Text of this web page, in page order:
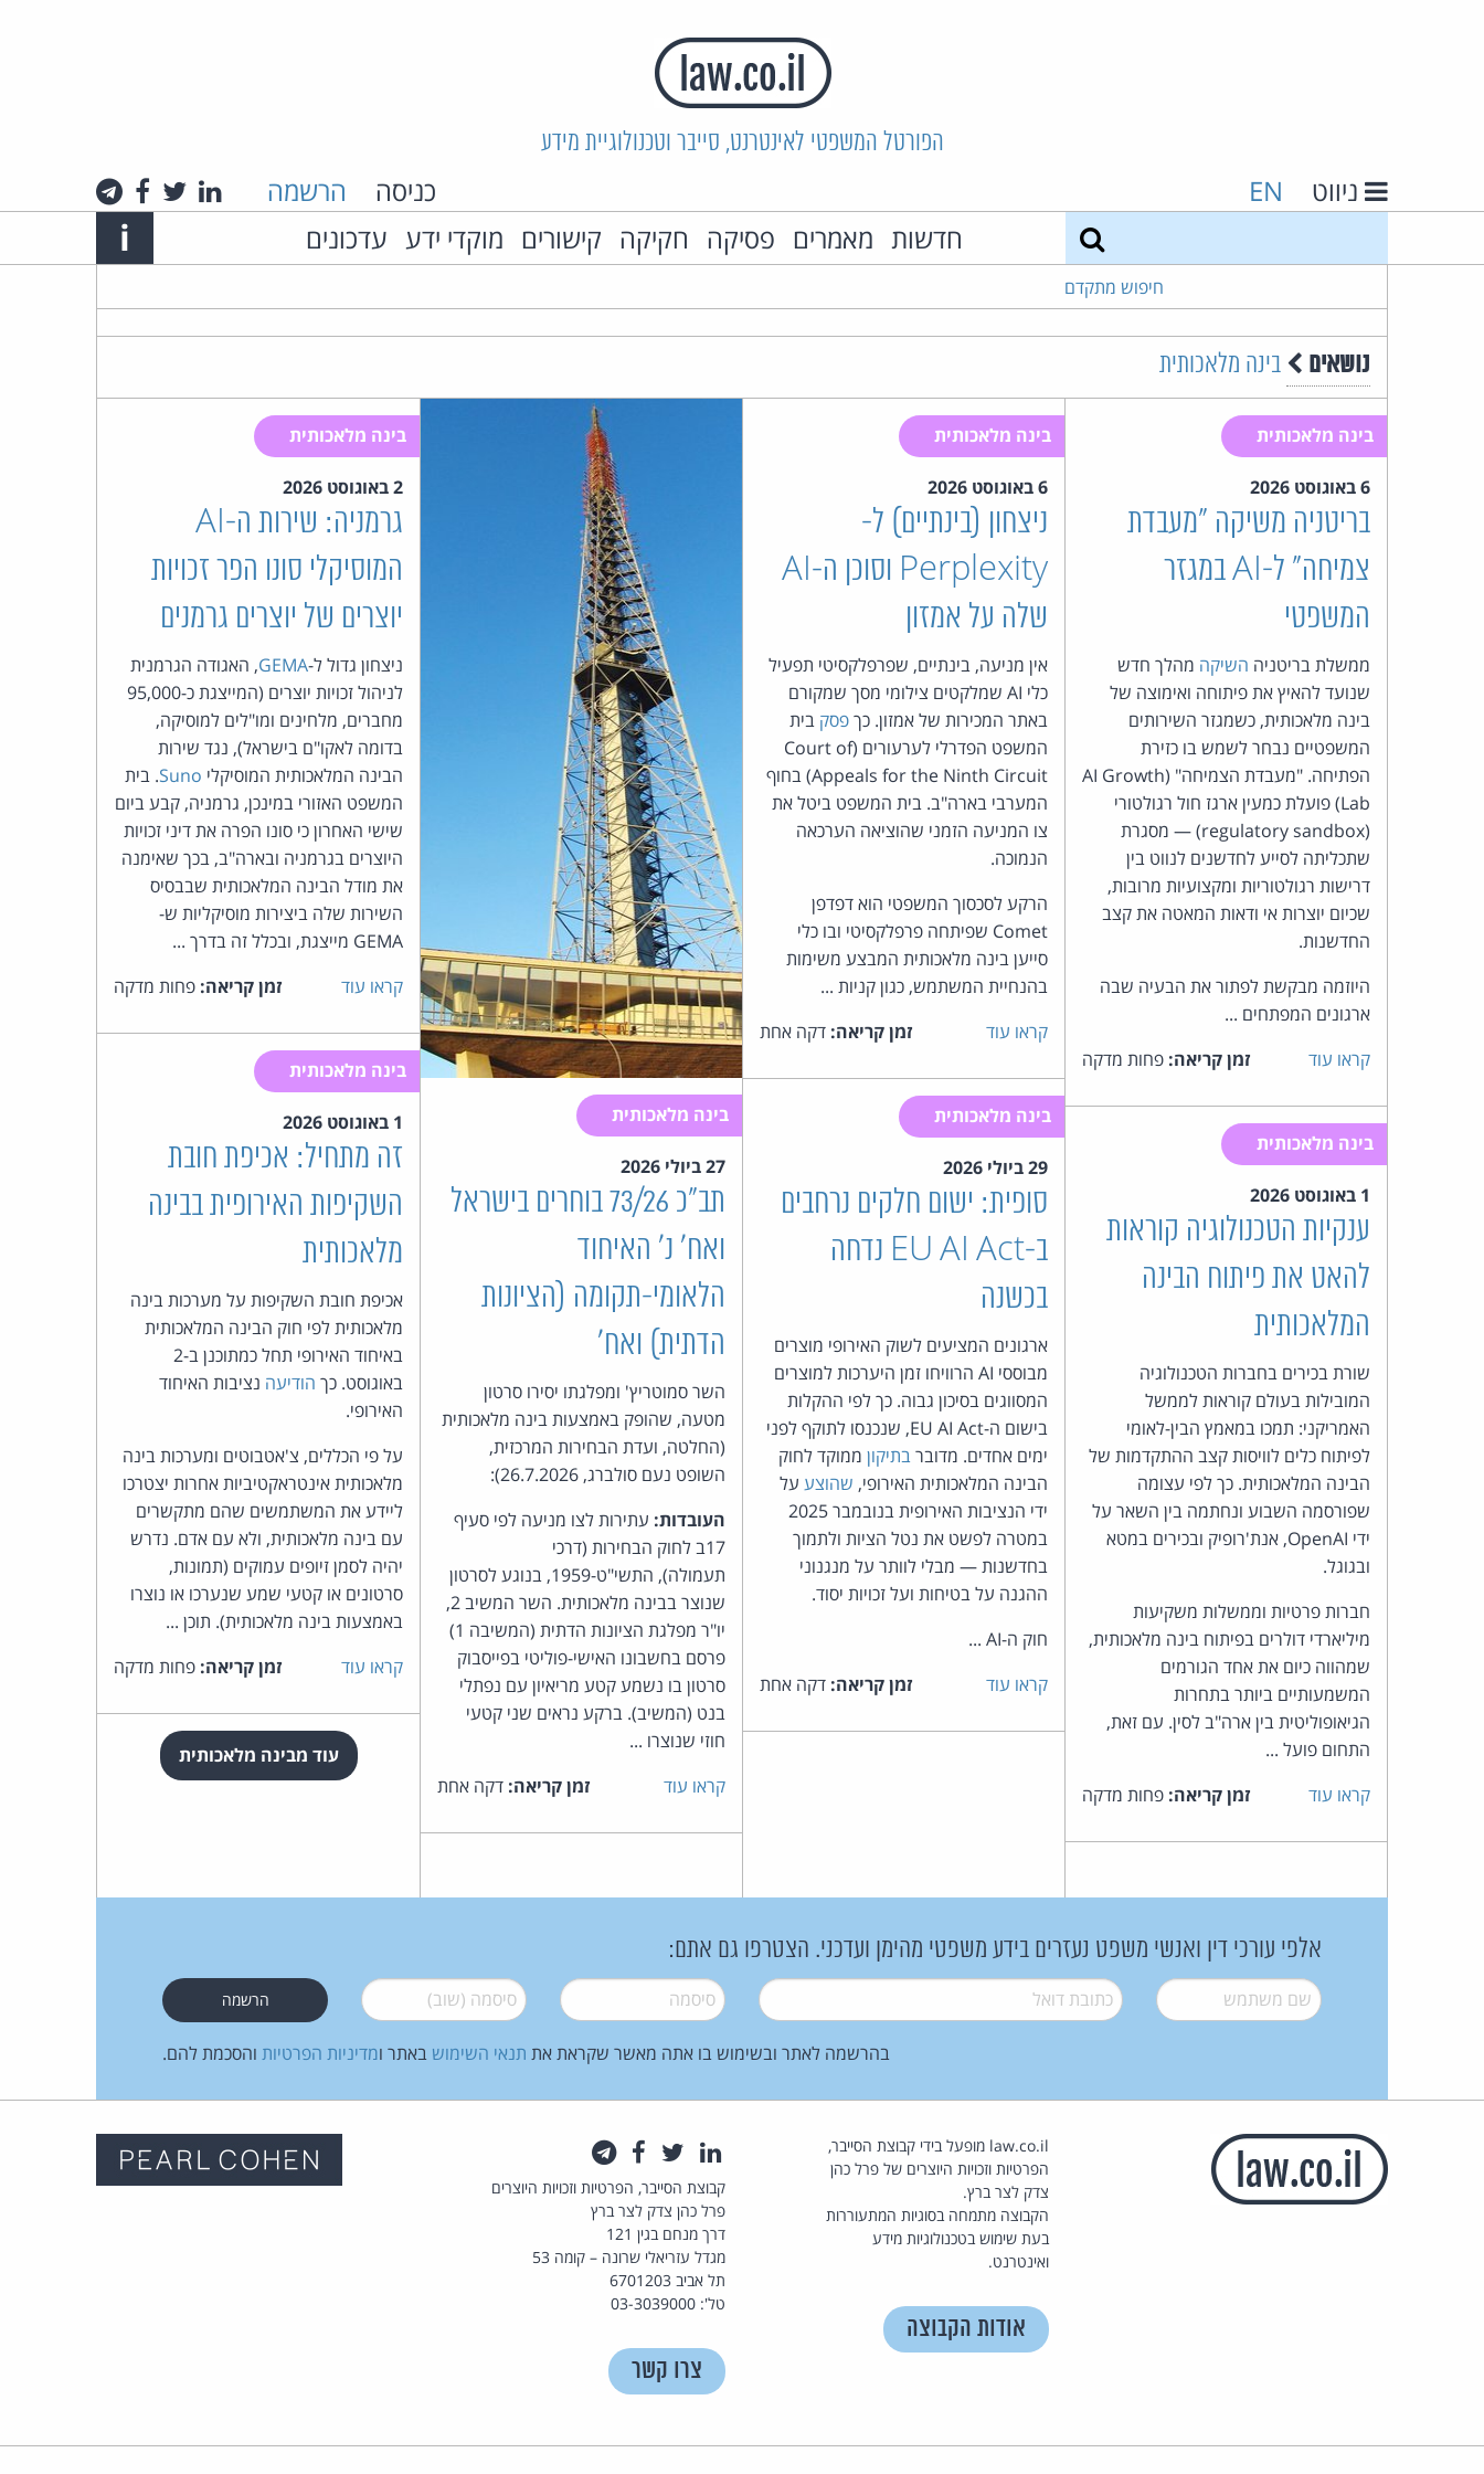
הפורטל המשפטי לאינטרנט, סייבר וטכנולוגיית מידע
ניווט EN כניסה הרשמה לינקדאין
טוויטרפייסבוק
חדשות מאמרים פסיקה חקיקה קישורים מוקדי ידע עדכונים Info
i
חיפוש מתקדם
נושאים בינה מלאכותית
בינה מלאכותית
6 באוגוסט 2026
בריטניה משיקה "מעבדת
צמיחה" ל‑AI במגזר
המשפטי
ממשלת בריטניה השיקה מהלך חדש
שנועד להאיץ את פיתוחה ואימוצה של
בינה מלאכותית, כשמגזר השירותים
המשפטיים נבחר לשמש בו כזירת
הפתיחה. "מעבדת הצמיחה" (AI Growth
Lab) פועלת כמעין ארגז חול רגולטורי
(regulatory sandbox) — מסגרת
שתכליתה לסייע לחדשנים לנווט בין
דרישות רגולטוריות ומקצועיות מרובות,
שכיום יוצרות אי ודאות המאטה את קצב
החדשנות.
היוזמה מבקשת לפתור את הבעיה שבה
ארגונים המפתחים ...
קראו עוד
זמן קריאה: פחות מדקה
בינה מלאכותית
1 באוגוסט 2026
ענקיות הטכנולוגיה קוראות
להאט את פיתוח הבינה
המלאכותית
שורת בכירים בחברות הטכנולוגיה
המובילות בעולם קוראות לממשל
האמריקני: תמכו במאמץ הבין-לאומי
לפיתוח כלים לוויסות קצב ההתקדמות של
הבינה המלאכותית. כך לפי עצומה
שפורסמה השבוע ונחתמה בין השאר על
ידי OpenAI, אנת'רופיק ובכירים במטא
ובגוגל.
חברות פרטיות וממשלות משקיעות
מיליארדי דולרים בפיתוח בינה מלאכותית,
שמהווה כיום את אחד הגורמים
המשמעותיים ביותר בתחרות
הגיאופוליטית בין ארה"ב לסין. עם זאת,
התחום פועל ...
קראו עוד
זמן קריאה: פחות מדקה
בינה מלאכותית
6 באוגוסט 2026
ניצחון (בינתיים) ל-
Perplexity וסוכן ה-AI
שלה על אמזון
אין מניעה, בינתיים, שפרפלקסיטי תפעיל
כלי AI שמלקטים צילומי מסך שמקורם
באתר המכירות של אמזון. כךפסק בית
המשפט הפדרלי לערעורים (Court of
Appeals for the Ninth Circuit) בחוף
המערבי בארה"ב. בית המשפט ביטל את
צו המניעה הזמני שהוציאה הערכאה
הנמוכה.
הרקע לסכסוך המשפטי הוא דפדפן
Comet שפיתחה פרפלקסיטי ובו כלי
סייען בינה מלאכותית המבצע משימות
בהנחיית המשתמש, כגון קניות ...
קראו עוד
זמן קריאה: דקה אחת
בינה מלאכותית
29 ביולי 2026
סופית: ישום חלקים נרחבים
ב-EU AI Act נדחה
בכשנה
ארגונים המציעים לשוק האירופי מוצרים
מבוססי AI הרוויחו זמן היערכות למוצרים
המסווגים בסיכון גבוה. כך לפי ההקלות
בישום ה-EU AI Act, שנכנסו לתוקף לפני
ימים אחדים. מדוברבתיקון ממוקד לחוק
הבינה המלאכותית האירופי, שהוצע על
ידי הנציבות האירופית בנובמבר 2025
במטרה לפשט את נטל הציות ולתמוך
בחדשנות — מבלי לוותר על מנגנוני
ההגנה על בטיחות ועל זכויות יסוד.
חוק ה-AI ...
קראו עוד
זמן קריאה: דקה אחת
בינה מלאכותית
27 ביולי 2026
תב"כ 73/26 בוחרים בישראל
ואח' נ' האיחוד
הלאומי-תקומה (הציונות
הדתית) ואח'
השר סמוטריץ' ומפלגתו יסירו סרטון
מטעה, שהופק באמצעות בינה מלאכותית
(החלטה, ועדת הבחירות המרכזית,
השופט נעם סולברג, 26.7.2026):
העובדות: עתירות לצו מניעה לפי סעיף
17ב לחוק הבחירות (דרכי
תעמולה), התשי"ט-1959, בנוגע לסרטון
שנוצר בבינה מלאכותית. השר המשיב 2,
יו"ר מפלגת הציונות הדתית (המשיבה 1)
פרסם בחשבונו האישי-פוליטי בפייסבוק
סרטון בו נשמע קטע מריאיון עם נפתלי
בנט (המשיב). ברקע נראים שני קטעי
חוזי שנוצרו ...
קראו עוד
זמן קריאה: דקה אחת
בינה מלאכותית
2 באוגוסט 2026
גרמניה: שירות ה-AI
המוסיקלי סונו הפר זכויות
יוצרים של יוצרים גרמנים
ניצחון גדול ל-GEMA, האגודה הגרמנית
לניהול זכויות יוצרים (המייצגת כ-95,000
מחברים, מלחינים ומו"לים למוסיקה,
בדומה לאקו"ם בישראל), נגד שירות
הבינה המלאכותית המוסיקלי Suno. בית
המשפט האזורי במינכן, גרמניה, קבע ביום
שישי האחרון כי סונו הפרה את דיני זכויות
היוצרים בגרמניה ובארה"ב, בכך שאימנה
את מודל הבינה המלאכותית שבבסיס
השירות שלה ביצירות מוסיקליות ש-
GEMA מייצגת, ובכלל זה בדרך ...
קראו עוד
זמן קריאה: פחות מדקה
בינה מלאכותית
1 באוגוסט 2026
זה מתחיל: אכיפת חובת
השקיפות האירופית בבינה
מלאכותית
אכיפת חובת השקיפות על מערכות בינה
מלאכותית לפי חוק הבינה המלאכותית
באיחוד האירופי תחל כמתוכנן ב-2
באוגוסט. כך הודיעה נציבות האיחוד
האירופי.
על פי הכללים, צ'אטבוטים ומערכות בינה
מלאכותית אינטראקטיביות אחרות יצטרכו
ליידע את המשתמשים שהם מתקשרים
עם בינה מלאכותית, ולא עם אדם. נדרש
יהיה לסמן זיופים עמוקים (תמונות,
סרטונים או קטעי שמע שנערכו או נוצרו
באמצעות בינה מלאכותית). תוכן ...
קראו עוד
זמן קריאה: פחות מדקה
עוד מבינה מלאכותית
אלפי עורכי דין ואנשי משפט נעזרים בידע משפטי מהימן ועדכני. הצטרפו גם אתם:
שם משתמש* דואל* סיסמה* סיסמה (שוב)*
בהרשמה לאתר ובשימוש בו אתה מאשר שקראת את תנאי השימוש באתר ומדיניות הפרטיות והסכמת להם.
law.co.il מופעל בידי קבוצת הסייבר,
הפרטיות וזכויות היוצרים של פרל כהן
צדק לצר ברץ.
הקבוצה מתמחה בסוגיות המתעוררות
בעת שימוש בטכנולוגיות מידע
ואינטרנט.
אודות הקבוצה
לינקדאין
טוויטרפייסבוק
קבוצת הסייבר, הפרטיות וזכויות היוצרים
פרל כהן צדק לצר ברץ
דרך מנחם בגין 121
מגדל עזריאלי שרונה – קומה 53
תל אביב 6701203
טל': 03-3039000
צרו קשר